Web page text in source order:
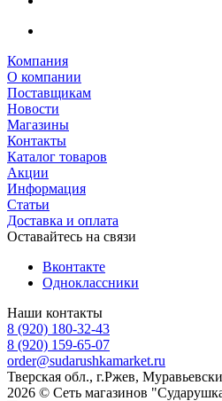
Компания
О компании
Поставщикам
Новости
Магазины
Контакты
Каталог товаров
Акции
Информация
Статьи
Доставка и оплата
Оставайтесь на связи
Вконтакте
Одноклассники
Наши контакты
8 (920) 180-32-43
8 (920) 159-65-07
order@sudarushkamarket.ru
Тверская обл., г.Ржев,
2026 © Сеть магазинов